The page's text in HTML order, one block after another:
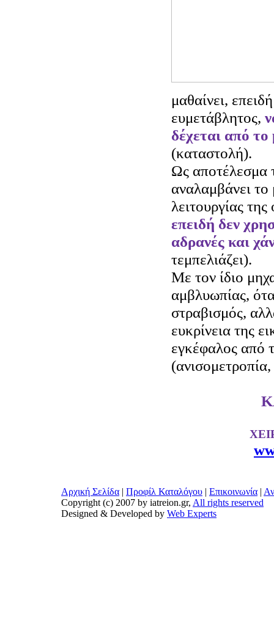
μαθαίνει,
ευμετάβλητος,
δέχεται από το
(καταστολή).
Ως αποτέλεσμα
αναλαμβάνει το
λειτουργίας
επειδή δεν
αδρανές και
τεμπελιάζει).
Με τον ίδιο
αμβλυωπίας,
στραβισμός,
ευκρίνεια της
εγκέφαλος από
Αρχική Σελίδα | Προφίλ Καταλόγου | Επικοινωνία |
Copyright (c) 2007 by iatreion.gr, All rights reserved
Designed & Developed by Web Experts